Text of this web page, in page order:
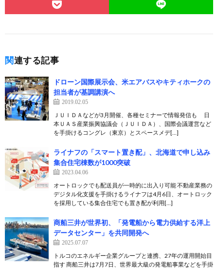
関連する記事
ドローン国際展示会、米エアバスやキティホークの
担当者が基調講演へ
2019.02.05
ＪＵＩＤＡなどが3月開催、各種セミナーで情報発信も 日
本ＵＡＳ産業振興協議会（ＪＵＩＤＡ）、国際会議運営など
を手掛けるコングレ（東京）とスペースメデ[…]
ライナフの「スマート置き配」、北海道で申し込み
集合住宅棟数が1000突破
2023.04.06
オートロックでも配送員が一時的に出入り可能 不動産業務の
デジタル化支援を手掛けるライナフは4月6日、オートロック
を採用している集合住宅でも置き配が利用[…]
商船三井が世界初、「発電船から電力供給する洋上
データセンター」を共同開発へ
2025.07.07
トルコのエネルギー企業グループと連携、27年の運用開始目
指す 商船三井は7月7日、世界最大級の発電船事業などを手掛